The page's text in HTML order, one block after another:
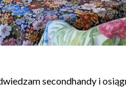
secondhandy i